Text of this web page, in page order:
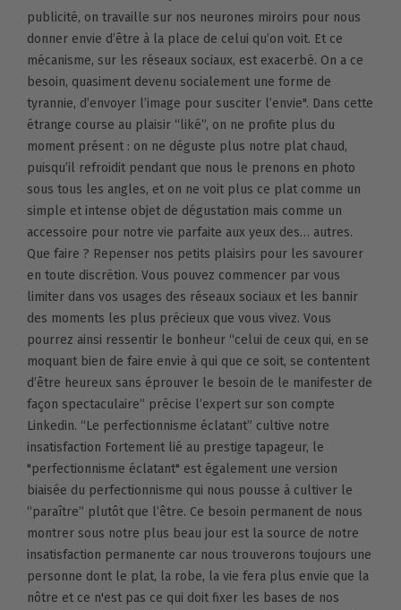
publicité, on travaille sur nos neurones miroirs pour nous
donner envie d’être à la place de celui qu’on voit. Et ce
mécanisme, sur les réseaux sociaux, est exacerbé. On a ce
besoin, quasiment devenu socialement une forme de
tyrannie, d’envoyer l’image pour susciter l’envie". Dans cette
étrange course au plaisir “liké”, on ne profite plus du
moment présent : on ne déguste plus notre plat chaud,
puisqu’il refroidit pendant que nous le prenons en photo
sous tous les angles, et on ne voit plus ce plat comme un
simple et intense objet de dégustation mais comme un
accessoire pour notre vie parfaite aux yeux des… autres.
Que faire ? Repenser nos petits plaisirs pour les savourer
en toute discrétion. Vous pouvez commencer par vous
limiter dans vos usages des réseaux sociaux et les bannir
des moments les plus précieux que vous vivez. Vous
pourrez ainsi ressentir le bonheur “celui de ceux qui, en se
moquant bien de faire envie à qui que ce soit, se contentent
d’être heureux sans éprouver le besoin de le manifester de
façon spectaculaire” précise l’expert sur son compte
Linkedin. “Le perfectionnisme éclatant” cultive notre
insatisfaction Fortement lié au prestige tapageur, le
"perfectionnisme éclatant" est également une version
biaisée du perfectionnisme qui nous pousse à cultiver le
“paraître” plutôt que l’être. Ce besoin permanent de nous
montrer sous notre plus beau jour est la source de notre
insatisfaction permanente car nous trouverons toujours une
personne dont le plat, la robe, la vie fera plus envie que la
nôtre et ce n'est pas ce qui doit fixer les bases de nos